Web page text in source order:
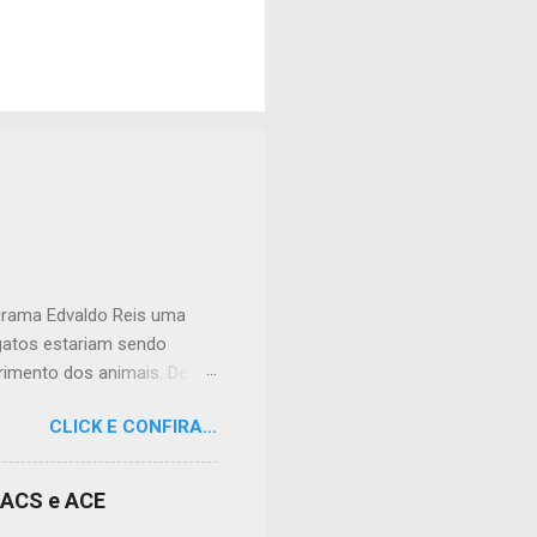
Edvaldo Reis uma
estariam sendo
dos animais. De
à sua residência, em
dor causada aos
podendo atingir
CLICK E CONFIRA...
e ACE